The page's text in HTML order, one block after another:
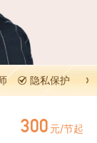
隐私保护
300 元/节起
受训时长
长